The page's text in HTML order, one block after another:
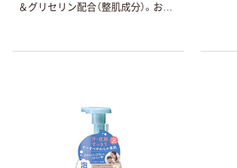
＆グリセリン配合（整肌成分）。お風
って洗い、うるおいキープ ほんのり
な肌もやさしく洗いあげる